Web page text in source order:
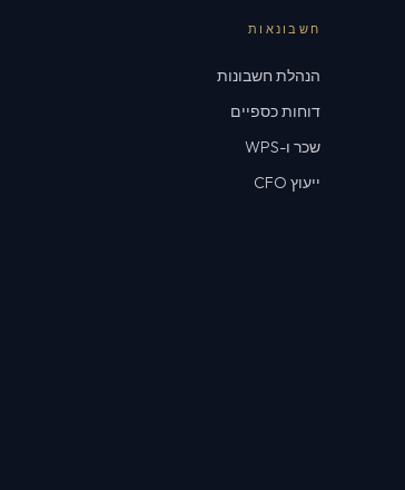
חשבונאות
הנהלת חשבונות
דוחות כספיים
שכר ו-WPS
ייעוץ CFO